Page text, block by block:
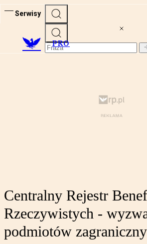
Serwisy
PRO
Centralny Rejestr
Rzeczywistych -
podmiotów